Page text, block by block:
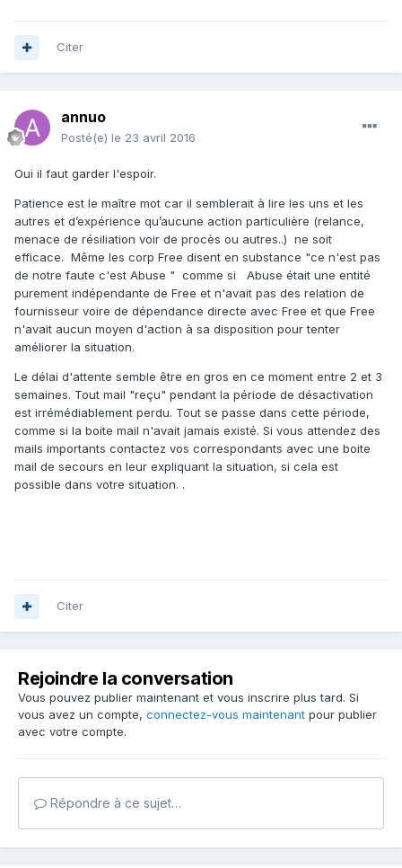
Citer
annuo
Posté(e) le 23 avril 2016
Oui il faut garder l'espoir.
Patience est le maître mot car il semblerait à lire les uns et les
autres et d’expérience qu’aucune action particulière (relance,
menace de résiliation voir de procès ou autres..) ne soit
efficace. Même les corp Free disent en substance "ce n'est pas
de notre faute c'est Abuse " comme si Abuse était une entité
purement indépendante de Free et n'avait pas des relation de
fournisseur voire de dépendance directe avec Free et que Free
n'avait aucun moyen d'action à sa disposition pour tenter
améliorer la situation.
Le délai d'attente semble être en gros en ce moment entre 2 et 3
semaines. Tout mail "reçu" pendant la période de désactivation
est irrémédiablement perdu. Tout se passe dans cette période,
comme si la boite mail n'avait jamais existé. Si vous attendez des
mails importants contactez vos correspondants avec une boite
mail de secours en leur expliquant la situation, si cela est
possible dans votre situation. .
Citer
Rejoindre la conversation
Vous pouvez publier maintenant et vous inscrire plus tard. Si
vous avez un compte, connectez-vous maintenant pour publier
avec votre compte.
Répondre à ce sujet…